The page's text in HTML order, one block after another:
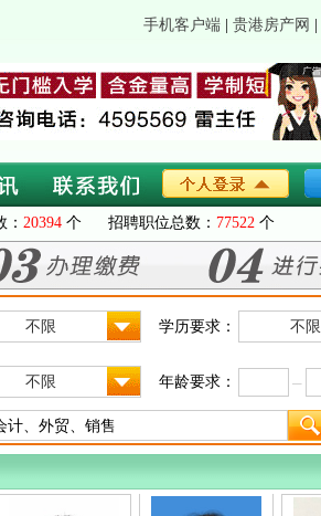
手机客户端 贵港房产网
20394 个 招聘职位总数： 77522 个
不限 学历要求： 不限
不限 年龄要求： ─